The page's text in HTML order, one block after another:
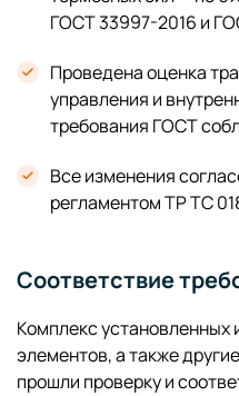
ГОСТ 33997-2016 и
Проведена оценка
управления и
требования ГОСТ
Все изменения
регламентом ТР ТС
Соответствие
Комплекс
элементов, а также
прошли проверку и